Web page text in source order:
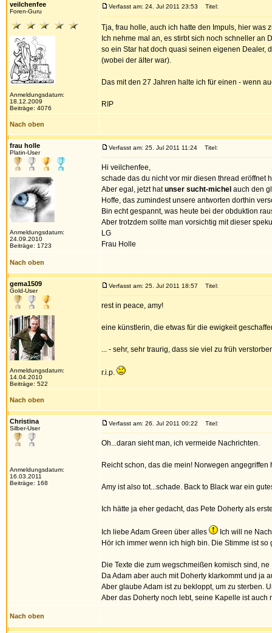
veilchenfee
Foren-Guru
Anmeldungsdatum:
18.12.2009
Beiträge: 4076
Verfasst am: 24. Jul 2011 23:53 Titel:
Tja, frau holle, auch ich hatte den Impuls, hier was
Ich nehme mal an, es stirbt sich noch schneller
so ein Star hat doch quasi seinen eigenen Dealer,
(wobei der älter war).
Das mit den 27 Jahren halte ich für einen - wenn
RIP
Nach oben
frau holle
Platin-User
Anmeldungsdatum:
24.09.2010
Beiträge: 1723
Verfasst am: 25. Jul 2011 11:24 Titel:
Hi veilchenfee,
schade das du nicht vor mir diesen thread eröffnet
Aber egal, jetzt hatunser sucht-michel auch den
Hoffe, das zumindest unsere antworten dorthin
Bin echt gespannt, was heute bei der obduktion
Aber trotzdem sollte man vorsichtig mit dieser
LG
Frau Holle
Nach oben
gema1509
Gold-User
Anmeldungsdatum:
14.04.2010
Beiträge: 522
Verfasst am: 25. Jul 2011 18:57 Titel:
rest in peace, amy!
eine künstlerin, die etwas für die ewigkeit
... - sehr, sehr traurig, dass sie viel zu früh
r.i.p.
Nach oben
Christina
Silber-User
Anmeldungsdatum:
16.03.2011
Beiträge: 168
Verfasst am: 26. Jul 2011 00:22 Titel:
Oh...daran sieht man, ich vermeide Nachrichten.
Reicht schon, das die mein! Norwegen angegriffen
Amy ist also tot...schade. Back to Black war ein
Ich hätte ja eher gedacht, das Pete Doherty als
Ich liebe Adam Green über alles
Ich will ne
Hör ich immer wenn ich high bin. Die Stimme ist so
Die Texte die zum wegschmeißen komisch sind,
Da Adam aber auch mit Doherty klarkommt und ja
Aber glaube Adam ist zu bekloppt, um zu sterben.
Aber das Doherty noch lebt, seine Kapelle ist
Nach oben